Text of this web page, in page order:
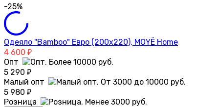
-25%
Одеяло "Bamboo" Евро (200х220), MOYЁ Home
4 600 ₽
Опт
5 290 ₽
Малый опт
5 980 ₽
Розница